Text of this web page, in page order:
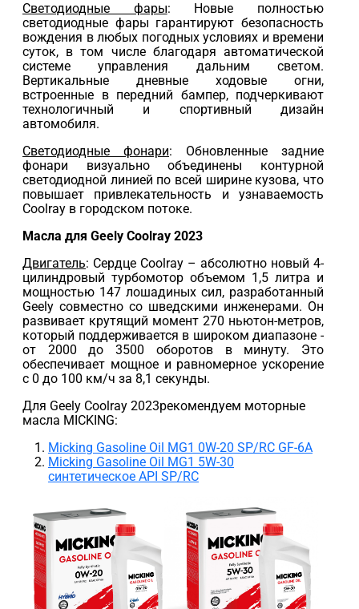
Светодиодные фары: Новые полностью
светодиодные фары гарантируют безопасность
вождения в любых погодных условиях и времени
суток, в том числе благодаря автоматической
системе управления дальним светом.
Вертикальные дневные ходовые огни,
встроенные в передний бампер, подчеркивают
технологичный и спортивный дизайн
автомобиля.
Светодиодные фонари: Обновленные задние
фонари визуально объединены контурной
светодиодной линией по всей ширине кузова, что
повышает привлекательность и узнаваемость
Coolray в городском потоке.
Масла для Geely Coolray 2023
Двигатель: Сердце Coolray – абсолютно новый 4-
цилиндровый турбомотор объемом 1,5 литра и
мощностью 147 лошадиных сил, разработанный
Geely совместно со шведскими инженерами. Он
развивает крутящий момент 270 ньютон-метров,
который поддерживается в широком диапазоне -
от 2000 до 3500 оборотов в минуту. Это
обеспечивает мощное и равномерное ускорение
с 0 до 100 км/ч за 8,1 секунды.
Для Geely Coolray 2023рекомендуем моторные
масла MICKING:
Micking Gasoline Oil MG1 0W-20 SP/RC GF-6A
Micking Gasoline Oil MG1 5W-30
синтетическое API SP/RC